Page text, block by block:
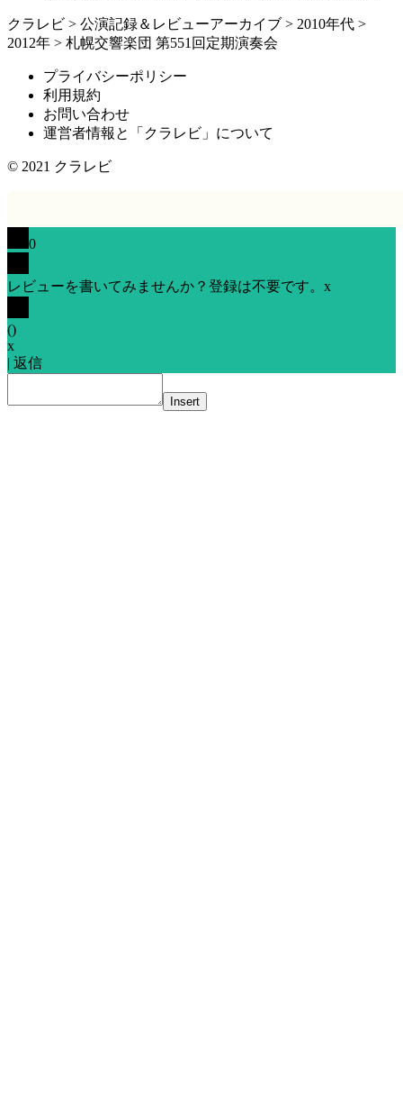
クラレビ > 公演記録＆レビューアーカイブ > 2010年代 >
2012年 > 札幌交響楽団 第551回定期演奏会
プライバシーポリシー
利用規約
お問い合わせ
運営者情報と「クラレビ」について
© 2021 クラレビ
0
レビューを書いてみませんか？登録は不要です。 x
()
x
| 返信
Insert